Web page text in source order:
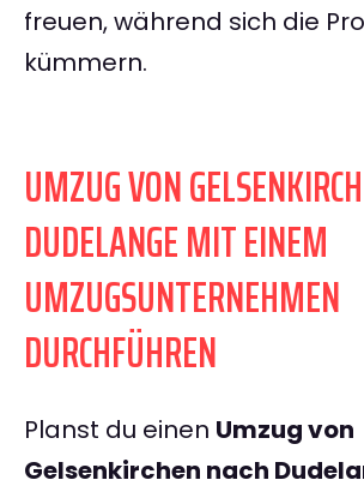
freuen, während sich die
kümmern.
UMZUG VON
DUDELANGE MIT EINEM
UMZUGSUNTERNEHMEN
DURCHFÜHREN
Planst du einen Umzug von
Gelsenkirchen nach